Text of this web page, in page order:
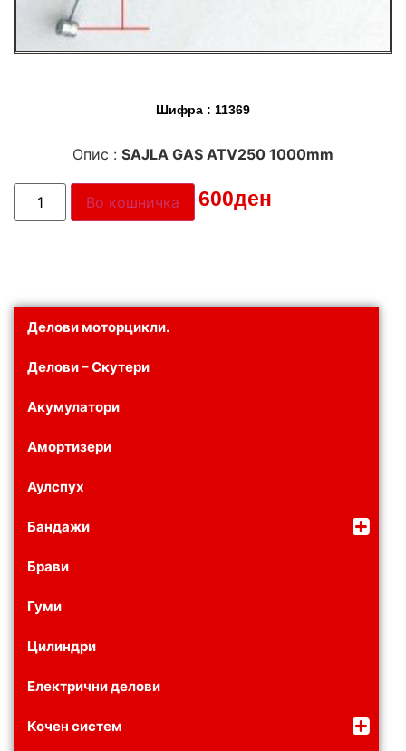
Делови моторцикли.
Делови – Скутери
Акумулатори
Амортизери
Аулспух
Бандажи
Брави
Гуми
Цилиндри
Електрични делови
Кочен систем
Шифра : 11369
Опис : SAJLA GAS ATV250 1000mm
Цена: 600ден
Во кошничка